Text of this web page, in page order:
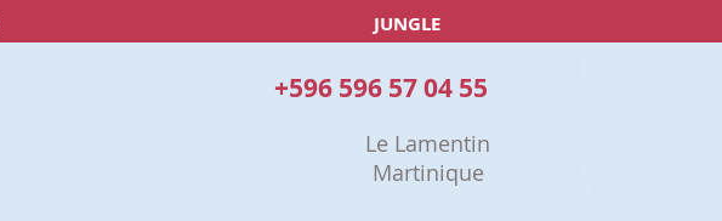
JUNGLE
Le Lamentin
Martinique
+596 596 57 04 55